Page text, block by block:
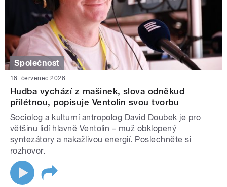
Společnost
18. červenec 2026
Hudba vychází z mašinek, slova odněkud
přilétnou, popisuje Ventolin svou tvorbu
Sociolog a kulturní antropolog David Doubek je pro
většinu lidí hlavně Ventolin – muž obklopený
syntezátory a nakažlivou energií. Poslechněte si
rozhovor.